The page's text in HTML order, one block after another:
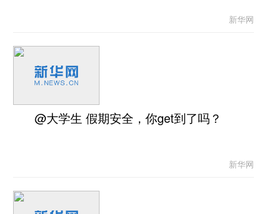
新华网
@大学生 假期安全，你get到了吗？
新华网